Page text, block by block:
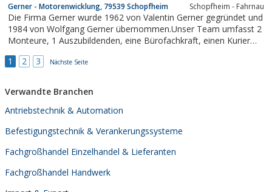
Gerner - Motorenwicklung, 79539 Schopfheim Schopfheim - Fahrnau
Die Firma Gerner wurde 1962 von Valentin Gerner gegründet und
1984 von Wolfgang Gerner übernommen.Unser Team umfasst 2
Monteure, 1 Auszubildenden, eine Bürofachkraft, einen Kurier
Reparatur von Elektromotoren und Elektrowerkzeugen, sowie
1 2 3 Nächste Seite
Verwandte Branchen
Antriebstechnik & Automation
Befestigungstechnik & Verankerungssysteme
Fachgroßhandel Einzelhandel & Lieferanten
Fachgroßhandel Handwerk